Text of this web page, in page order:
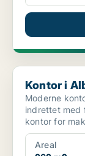
Kontor i
Kontor i
Moderne kontor til
indrettet med
kontor for
Areal